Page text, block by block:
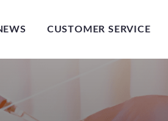
CUSTOMER SERVICE